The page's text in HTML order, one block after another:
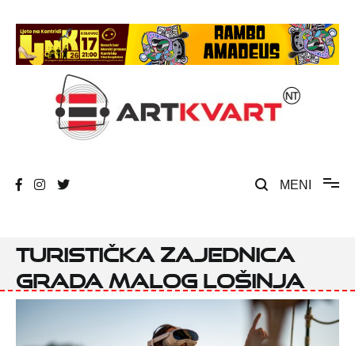
content
MENI
Turistička zajednica
Grada Malog Lošinja